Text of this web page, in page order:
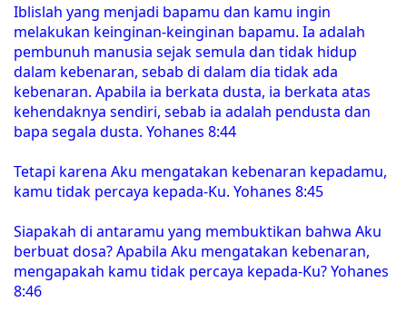
Iblislah yang menjadi bapamu dan kamu ingin
melakukan keinginan-keinginan bapamu. Ia adalah
pembunuh manusia sejak semula dan tidak hidup
dalam kebenaran, sebab di dalam dia tidak ada
kebenaran. Apabila ia berkata dusta, ia berkata atas
kehendaknya sendiri, sebab ia adalah pendusta dan
bapa segala dusta. Yohanes 8:44
Tetapi karena Aku mengatakan kebenaran kepadamu,
kamu tidak percaya kepada-Ku. Yohanes 8:45
Siapakah di antaramu yang membuktikan bahwa Aku
berbuat dosa? Apabila Aku mengatakan kebenaran,
mengapakah kamu tidak percaya kepada-Ku? Yohanes
8:46